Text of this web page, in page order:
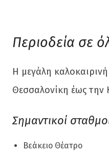
Περιοδεία σε
Η μεγάλη
Θεσσαλονίκη έως
Σημαντικοί
Βεάκειο Θέατρο